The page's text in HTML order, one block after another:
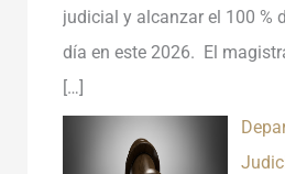
judicial y alcanzar el 100 %
día en este 2026. El
[…]